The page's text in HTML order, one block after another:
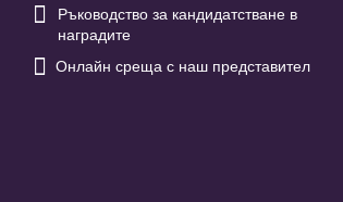

Ръководство за кандидатстване в
наградите
 Онлайн среща с наш представител